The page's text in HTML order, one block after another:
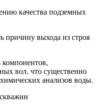
качества подземных
причину выхода из строя
компонентов,
вол. что существенно
анализов воды.